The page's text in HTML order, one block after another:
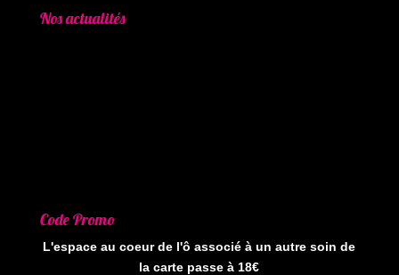
Nos actualités
Code Promo
L'espace au coeur de l'ô associé à un autre soin de
la carte passe à 18€